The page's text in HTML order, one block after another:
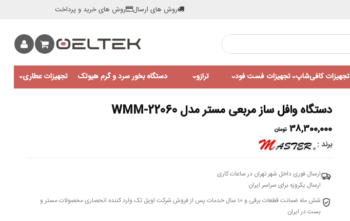
روش های ارسال روش های خرید و پرداخت
تجهیزات کافی‌شاپ تجهیزات فست فود ترازو دستگاه بخور سرد و گرم هیوتک تجهیزات عطاری
دستگاه وافل ساز مربعی مستر مدل WMM-22060
38,300,000 تومان
برند
ارسال فوری داخل شهر تهران در ساعات کاری
ارسال یکروزه برای سراسر ایران
شش ماه ضمانت قطعات برقی و 10 سال خدمات پس از فروش شرکت اویل تک وارد کننده انحصاری محصولات مستر و
بست در ایران